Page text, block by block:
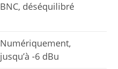
BNC, déséquilibré
Numériquement,
jusqu’à -6 dBu